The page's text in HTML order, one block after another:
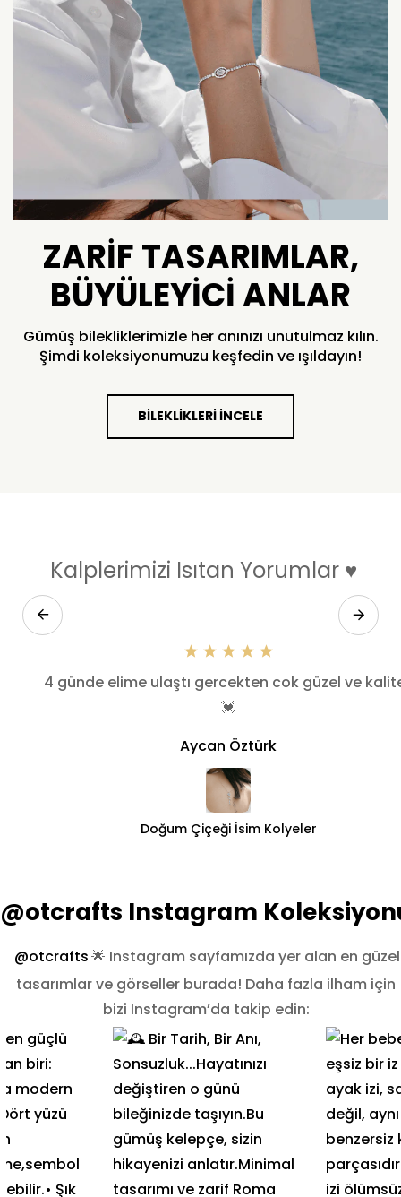
ZARIF TASARIMLAR,
BÜYÜLEYICI ANLAR
Gümüş bilekliklerimizle her anınızı unutulmaz kılın.
Şimdi koleksiyonumuzu keşfedin ve ışıldayın!
BILEKLIKLERI İNCELE
Kalplerimizi Isıtan Yorumlar ♥
4 günde elime ulaştı gercekten cok güzel ve
💓
Aycan Öztürk
Doğum Çiçeği İsim Kolyeler
@otcrafts Instagram
@otcrafts🌟 Instagram sayfamızda yer alan en güzel
tasarımlar ve görseller burada! Daha fazla ilham için
bizi Instagram’da takip edin: